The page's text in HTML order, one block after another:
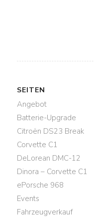
SEITEN
Angebot
Batterie-Upgrade
Citroën DS23 Break
Corvette C1
DeLorean DMC-12
Dinora – Corvette C1
ePorsche 968
Events
Fahrzeugverkauf